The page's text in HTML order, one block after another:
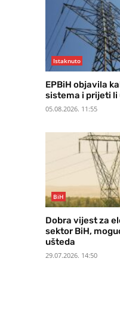
Istaknuto
EPBiH objavila
sistema i prijeti li
05.08.2026. 11:55
BiH
Dobra vijest za
sektor BiH,
ušteda
29.07.2026. 14:50